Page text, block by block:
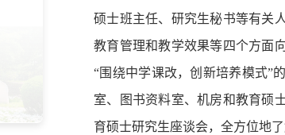
硕士班主任、研究生秘书等有关
教育管理和教学效果等四个方面
“围绕中学课改，创新培养模式”
室、图书资料室、机房和教育硕
育硕士研究生座谈会，全方位地